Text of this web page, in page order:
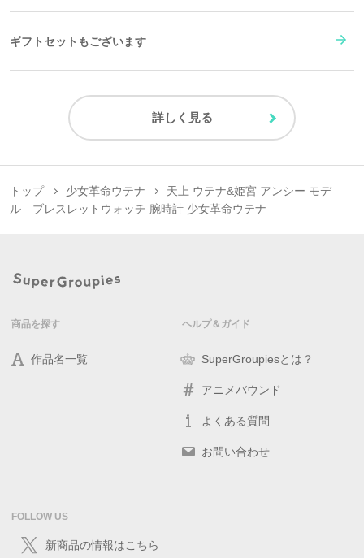
ギフトセットもございます
詳しく見る
トップ 少女革命ウテナ
天上 ウテナ&姫宮 アンシー モデ
ル ブレスレットウォッチ 腕時計 少女革命ウテナ
商品を探す
作品名一覧
ヘルプ＆ガイド
SuperGroupiesとは？
アニメバウンド
よくある質問
お問い合わせ
FOLLOW US
新商品の情報はこちら